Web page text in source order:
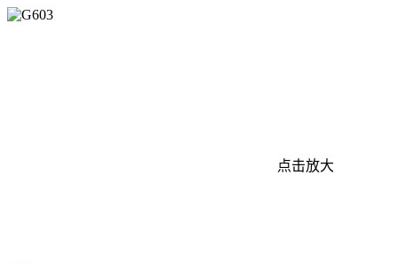
点击放大